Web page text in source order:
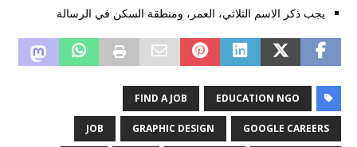
يجب ذكر الاسم الثلاثي، العمر، ومنطقة السكن في الرسالة
EDUCATION NGO
FIND A JOB
GOOGLE CAREERS
GRAPHIC DESIGN
JOB